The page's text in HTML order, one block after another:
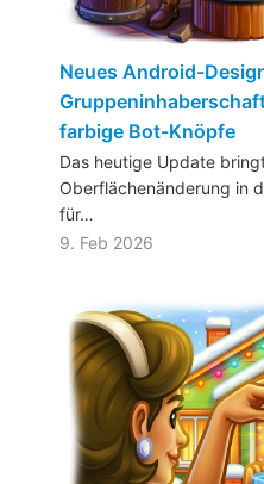
Neues Android-
farbige Bot-Knöpfe
Das heutige Update
Oberflächenänderung in
für…
9. Feb 2026